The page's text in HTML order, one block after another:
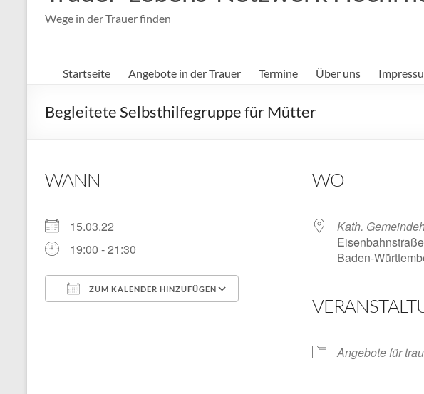
Wege in der Trauer finden
Startseite Angebote in der Trauer Termine Über uns
Begleitete Selbsthilfegruppe für Mütter
WANN
15.03.22
19:00 - 21:30
ZUM KALENDER HINZUFÜGEN
Google Kalender
WO
Kath.
Baden-
Angebote für